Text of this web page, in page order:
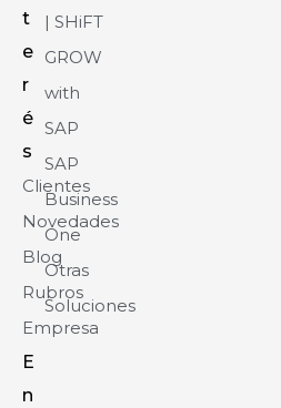
t
e
r
é
s
Clientes
Novedades
Blog
Rubros
Empresa
E
n
| SHiFT
GROW
with
SAP
SAP
Business
One
Otras
Soluciones